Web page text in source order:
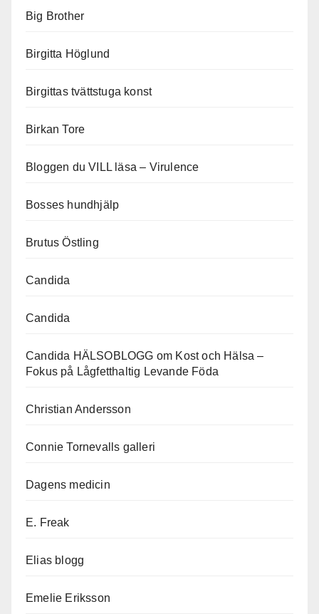
Big Brother
Birgitta Höglund
Birgittas tvättstuga konst
Birkan Tore
Bloggen du VILL läsa – Virulence
Bosses hundhjälp
Brutus Östling
Candida
Candida
Candida HÄLSOBLOGG om Kost och Hälsa –
Fokus på Lågfetthaltig Levande Föda
Christian Andersson
Connie Tornevalls galleri
Dagens medicin
E. Freak
Elias blogg
Emelie Eriksson